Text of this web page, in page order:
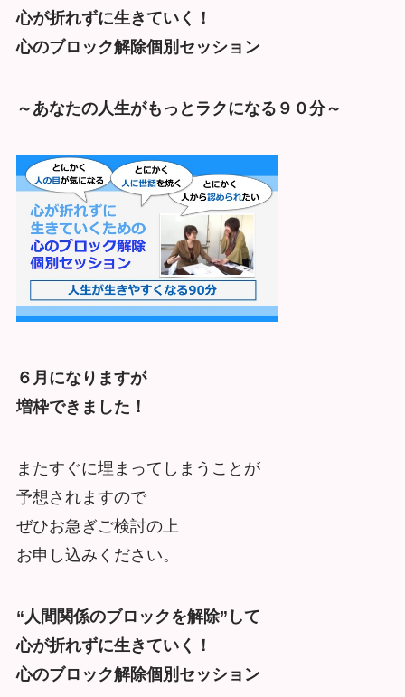
心が折れずに生きていく！
心のブロック解除個別セッション
～あなたの人生がもっとラクになる９０分～
６月になりますが
増枠できました！
またすぐに埋まってしまうことが
予想されますので
ぜひお急ぎご検討の上
お申し込みください。
“人間関係のブロックを解除”して
心が折れずに生きていく！
心のブロック解除個別セッション